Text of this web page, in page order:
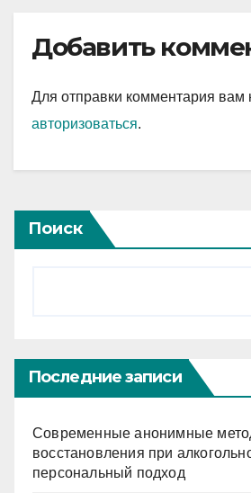
Добавить
Для отправки комментария вам
авторизоваться.
Поиск
Последние записи
Современные анонимные
восстановления при
персональный подход